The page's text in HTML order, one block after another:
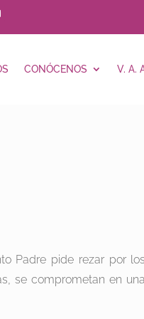
CONÓCENOS V. A.
Padre pide rezar por los
se comprometan en una